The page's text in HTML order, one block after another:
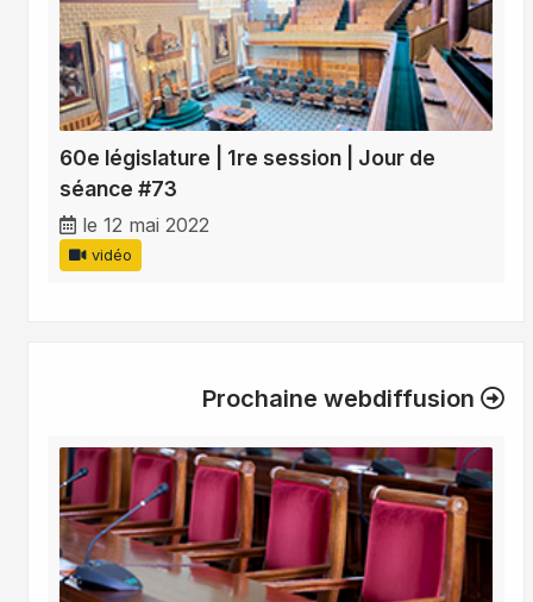
60e législature | 1re session | Jour de
séance #73
le 12 mai 2022
vidéo
Prochaine webdiffusion